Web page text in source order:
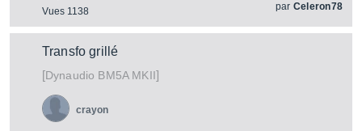
Vues 1138
par Celeron78
Transfo grillé
[Dynaudio BM5A MKII]
crayon